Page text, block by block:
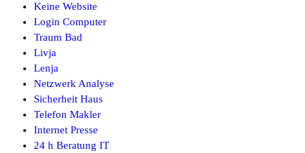
Keine Website
Login Computer
Traum Bad
Livja
Lenja
Netzwerk Analyse
Sicherheit Haus
Telefon Makler
Internet Presse
24 h Beratung IT